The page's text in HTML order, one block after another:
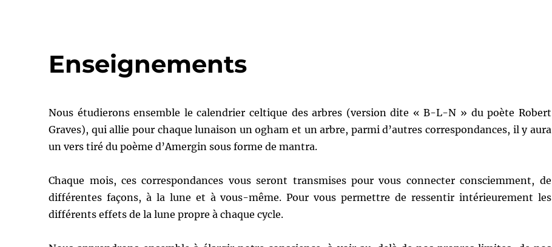
Enseignements
Nous étudierons ensemble le calendrier celtique des arbres (version dite « B-L-N » du poète Robert
Graves), qui allie pour chaque lunaison un ogham et un arbre, parmi d’autres correspondances, il y aura
un vers tiré du poème d’Amergin sous forme de mantra.
Chaque mois, ces correspondances vous seront transmises pour vous connecter consciemment, de
différentes façons, à la lune et à vous-même. Pour vous permettre de ressentir intérieurement les
différents effets de la lune propre à chaque cycle.